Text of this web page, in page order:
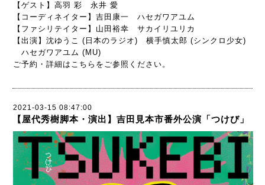
【ゲスト】高羽 彩 永井 愛
【コーディネイター】吉田康一 ハセガワアユム
【ファシリテイター】山田裕幸 サカイリユリカ
【出演】沈ゆうこ (日本のラジオ) 横手慎太郎 (シンクロ少女)
ハセガワアユム (MU)
ご予約・詳細はこちらをご参照ください。
2021-03-15 08:47:00
【屋代秀樹脚本・演出】吉田見本市番外公演「つけび」